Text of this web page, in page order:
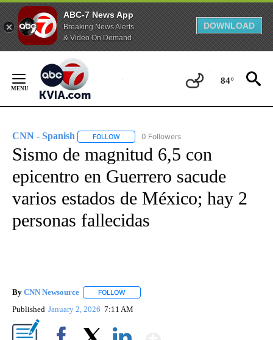
ABC-7 News App
Breaking News Alerts
& Video On Demand
DOWNLOAD
Content
84°
CNN - Spanish FOLLOW FOLLOW "CNN - SPANISH" TO RECEIVE
0 Followers
Sismo de magnitud 6,5 con
epicentro en Guerrero sacude
varios estados de México; hay 2
personas fallecidas
By CNN Newsource FOLLOW
Published January 2, 2026 7:11 AM